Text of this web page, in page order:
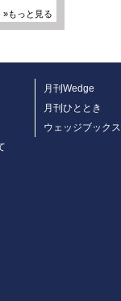
»もっと見る
月刊Wedge
月刊ひととき
ウェッジブックス